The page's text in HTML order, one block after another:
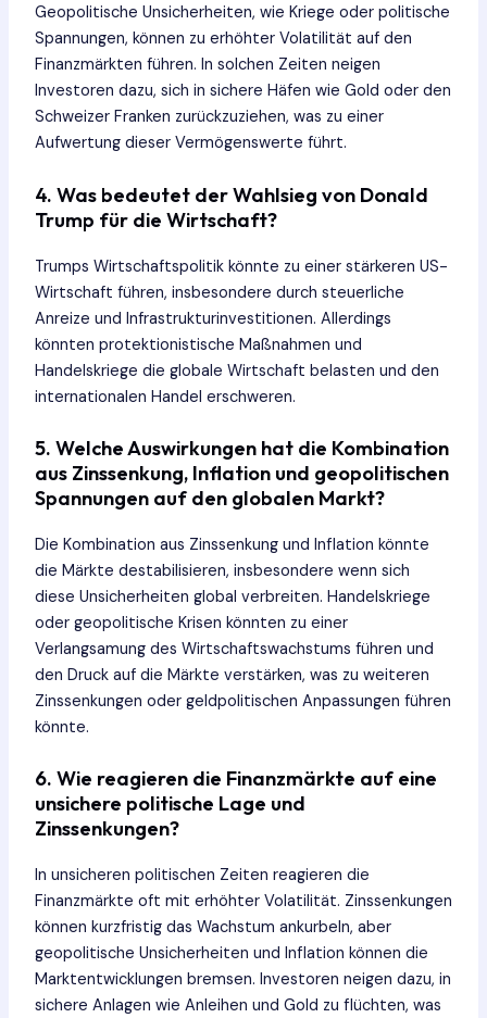
Geopolitische Unsicherheiten, wie Kriege oder politische
Spannungen, können zu erhöhter Volatilität auf den
Finanzmärkten führen. In solchen Zeiten neigen
Investoren dazu, sich in sichere Häfen wie Gold oder den
Schweizer Franken zurückzuziehen, was zu einer
Aufwertung dieser Vermögenswerte führt.
4. Was bedeutet der Wahlsieg von Donald
Trump für die Wirtschaft?
Trumps Wirtschaftspolitik könnte zu einer stärkeren US-
Wirtschaft führen, insbesondere durch steuerliche
Anreize und Infrastrukturinvestitionen. Allerdings
könnten protektionistische Maßnahmen und
Handelskriege die globale Wirtschaft belasten und den
internationalen Handel erschweren.
5. Welche Auswirkungen hat die Kombination
aus Zinssenkung, Inflation und geopolitischen
Spannungen auf den globalen Markt?
Die Kombination aus Zinssenkung und Inflation könnte
die Märkte destabilisieren, insbesondere wenn sich
diese Unsicherheiten global verbreiten. Handelskriege
oder geopolitische Krisen könnten zu einer
Verlangsamung des Wirtschaftswachstums führen und
den Druck auf die Märkte verstärken, was zu weiteren
Zinssenkungen oder geldpolitischen Anpassungen führen
könnte.
6. Wie reagieren die Finanzmärkte auf eine
unsichere politische Lage und
Zinssenkungen?
In unsicheren politischen Zeiten reagieren die
Finanzmärkte oft mit erhöhter Volatilität. Zinssenkungen
können kurzfristig das Wachstum ankurbeln, aber
geopolitische Unsicherheiten und Inflation können die
Marktentwicklungen bremsen. Investoren neigen dazu, in
sichere Anlagen wie Anleihen und Gold zu flüchten, was